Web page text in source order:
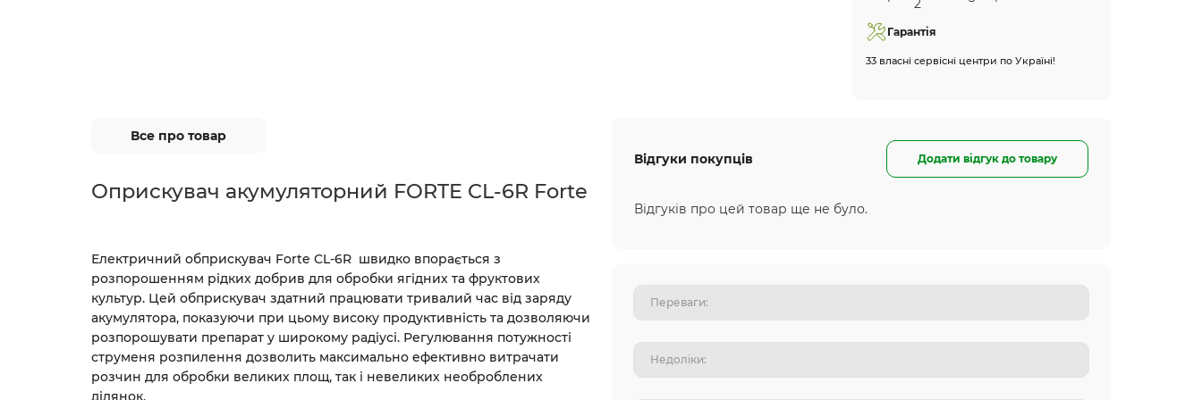
Гарантія
33 власні сервісні центри по Україні!
Все про товар
Оприскувач акумуляторний FORTE CL-6R Forte
Електричний обприскувач Forte CL-6R швидко впорається з
розпорошенням рідких добрив для обробки ягідних та фруктових
культур. Цей обприскувач здатний працювати тривалий час від заряду
акумулятора, показуючи при цьому високу продуктивність та дозволяючи
розпорошувати препарат у широкому радіусі. Регулювання потужності
струменя розпилення дозволить максимально ефективно витрачати
розчин для обробки великих площ, так і невеликих необроблених
ділянок.
Відгуки покупців Додати відгук до товару
Відгуків про цей товар ще не було.